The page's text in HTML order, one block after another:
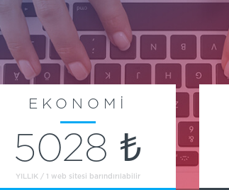
EKONOMİ
5028 ₺
YILLIK / 1 web sitesi barındırılabilir